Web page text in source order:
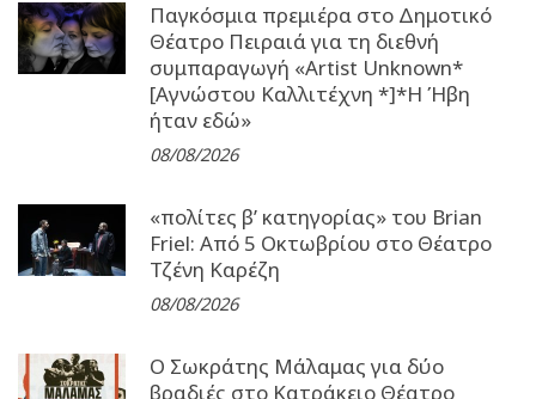
Παγκόσμια πρεμιέρα στο Δημοτικό
Θέατρο Πειραιά για τη διεθνή
συμπαραγωγή «Artist Unknown*
[Αγνώστου Καλλιτέχνη *]*Η Ήβη
ήταν εδώ»
08/08/2026
«πολίτες β’ κατηγορίας» του Brian
Friel: Από 5 Οκτωβρίου στο Θέατρο
Τζένη Καρέζη
08/08/2026
Ο Σωκράτης Μάλαμας για δύο
βραδιές στο Κατράκειο Θέατρο